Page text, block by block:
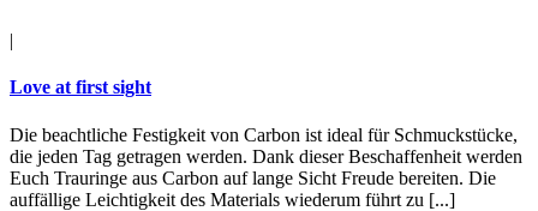
|
Love at first sight
Die beachtliche Festigkeit von Carbon ist ideal für Schmuckstücke,
die jeden Tag getragen werden. Dank dieser Beschaffenheit werden
Euch Trauringe aus Carbon auf lange Sicht Freude bereiten. Die
auffällige Leichtigkeit des Materials wiederum führt zu [...]